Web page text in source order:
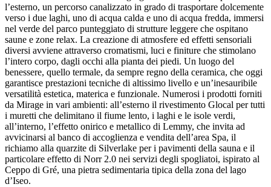
l’esterno, un percorso canalizzato in grado di trasportare dolcemente
verso i due laghi, uno di acqua calda e uno di acqua fredda, immersi
nel verde del parco punteggiato di strutture leggere che ospitano
saune e zone relax. La creazione di atmosfere ed effetti sensoriali
diversi avviene attraverso cromatismi, luci e finiture che stimolano
l’intero corpo, dagli occhi alla pianta dei piedi. Un luogo del
benessere, quello termale, da sempre regno della ceramica, che oggi
garantisce prestazioni tecniche di altissimo livello e un’inesauribile
versatilità estetica, materica e funzionale. Numerosi i prodotti forniti
da Mirage in vari ambienti: all’esterno il rivestimento Glocal per tutti
i muretti che delimitano il fiume lento, i laghi e le isole verdi,
all’interno, l’effetto onirico e metallico di Lemmy, che invita ad
avvicinarsi al banco di accoglienza e vendita dell’area Spa, il
richiamo alla quarzite di Silverlake per i pavimenti della sauna e il
particolare effetto di Norr 2.0 nei servizi degli spogliatoi, ispirato al
Ceppo di Gré, una pietra sedimentaria tipica della zona del lago
d’Iseo.